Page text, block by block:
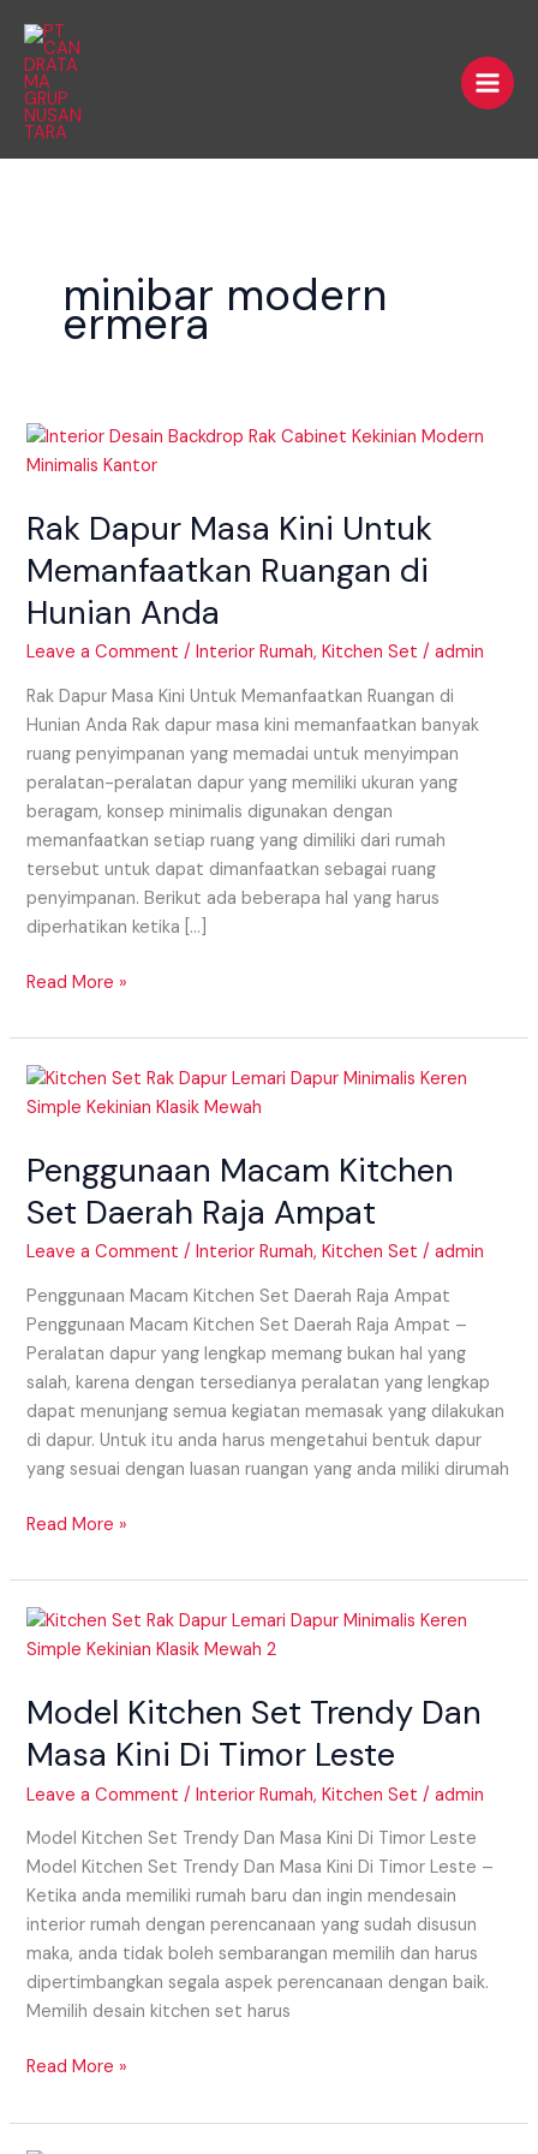
content
minibar modern
ermera
Rak Dapur Masa Kini Untuk
Memanfaatkan Ruangan di
Hunian Anda
Leave a Comment /Interior Rumah,Kitchen Set /admin
Rak Dapur Masa Kini Untuk Memanfaatkan Ruangan di
Hunian Anda Rak dapur masa kini memanfaatkan banyak
ruang penyimpanan yang memadai untuk menyimpan
peralatan-peralatan dapur yang memiliki ukuran yang
beragam, konsep minimalis digunakan dengan
memanfaatkan setiap ruang yang dimiliki dari rumah
tersebut untuk dapat dimanfaatkan sebagai ruang
penyimpanan. Berikut ada beberapa hal yang harus
diperhatikan ketika […]
Rak
Dapur
Kini
Memanfaatkan
Ruangan
Anda
Read More »
Penggunaan Macam Kitchen
Set Daerah Raja Ampat
Leave a Comment /Interior Rumah,Kitchen Set /admin
Penggunaan Macam Kitchen Set Daerah Raja Ampat
Penggunaan Macam Kitchen Set Daerah Raja Ampat –
Peralatan dapur yang lengkap memang bukan hal yang
salah, karena dengan tersedianya peralatan yang lengkap
dapat menunjang semua kegiatan memasak yang dilakukan
di dapur. Untuk itu anda harus mengetahui bentuk dapur
yang sesuai dengan luasan ruangan yang anda miliki dirumah
Penggunaan
Macam
Set
Daerah
Raja
Ampat
Read More »
Model Kitchen Set Trendy Dan
Masa Kini Di Timor Leste
Leave a Comment /Interior Rumah,Kitchen Set /admin
Model Kitchen Set Trendy Dan Masa Kini Di Timor Leste
Model Kitchen Set Trendy Dan Masa Kini Di Timor Leste –
Ketika anda memiliki rumah baru dan ingin mendesain
interior rumah dengan perencanaan yang sudah disusun
maka, anda tidak boleh sembarangan memilih dan harus
dipertimbangkan segala aspek perencanaan dengan baik.
Memilih desain kitchen set harus
Model
Kitchen
Trendy
Masa
Kini
Timor
Leste
Read More »